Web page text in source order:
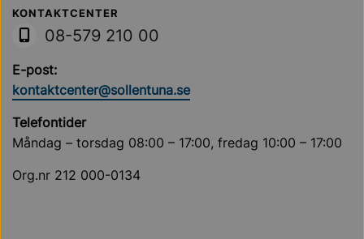
Sollentuna Kommun
KONTAKTCENTER
08-579 210 00
E-post:
kontaktcenter@sollentuna.se
Telefontider
Måndag – torsdag 08:00 – 17:00, fredag 10:00 – 17:00
Org.nr 212 000-0134